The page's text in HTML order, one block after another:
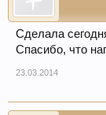
Сделала
Спасибо, что
23.03.2014